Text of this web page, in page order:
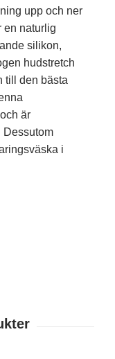
upp och ner
en naturlig
silikon,
hudstretch
till den bästa
är
Dessutom
i